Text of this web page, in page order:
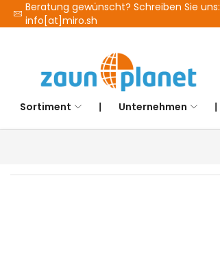
Beratung gewünscht? Schreiben Sie uns:
info[at]miro.sh
Sortiment ❘ Unternehmen ❘